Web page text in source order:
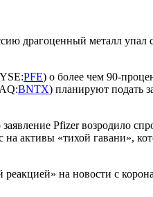
драгоценный металл упал
PFE) о более чем 90-
BNTX) планируют подать
Pfizer возродило
активы «тихой гавани»,
на новости с